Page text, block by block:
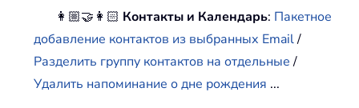
👩🏼‍🤝‍👩🏻 Контакты и Календарь: Пакетное
добавление контактов из выбранных Email/
Разделить группу контактов на отдельные/
Удалить напоминание о дне рождения ...